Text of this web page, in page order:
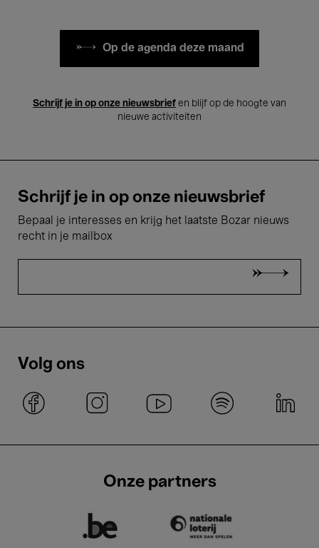
Op de agenda deze maand
Schrijf je in op onze nieuwsbrief en blijf op de hoogte van
nieuwe activiteiten
Schrijf je in op onze nieuwsbrief
Bepaal je interesses en krijg het laatste Bozar nieuws
recht in je mailbox
Volg ons
Onze partners